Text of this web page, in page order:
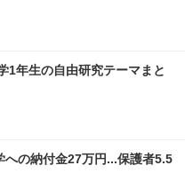
1年生の自由研究テーマまと
への納付金27万円...保護者5.5